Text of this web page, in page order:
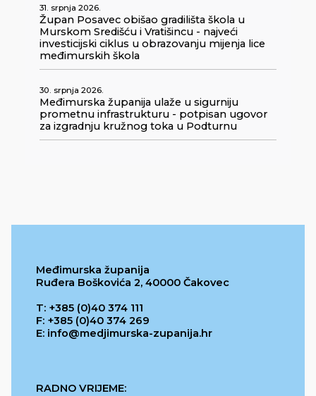
31. srpnja 2026.
Župan Posavec obišao gradilišta škola u
Murskom Središću i Vratišincu - najveći
investicijski ciklus u obrazovanju mijenja lice
međimurskih škola
30. srpnja 2026.
Međimurska županija ulaže u sigurniju
prometnu infrastrukturu - potpisan ugovor
za izgradnju kružnog toka u Podturnu
Međimurska županija
Ruđera Boškovića 2, 40000 Čakovec
T: +385 (0)40 374 111
F: +385 (0)40 374 269
E: info@medjimurska-zupanija.hr
RADNO VRIJEME: